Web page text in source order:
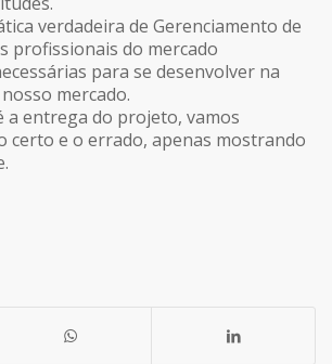
verdadeira de Gerenciamento de
profissionais do mercado
para se desenvolver na
mercado.
a entrega do projeto, vamos
e o errado, apenas mostrando